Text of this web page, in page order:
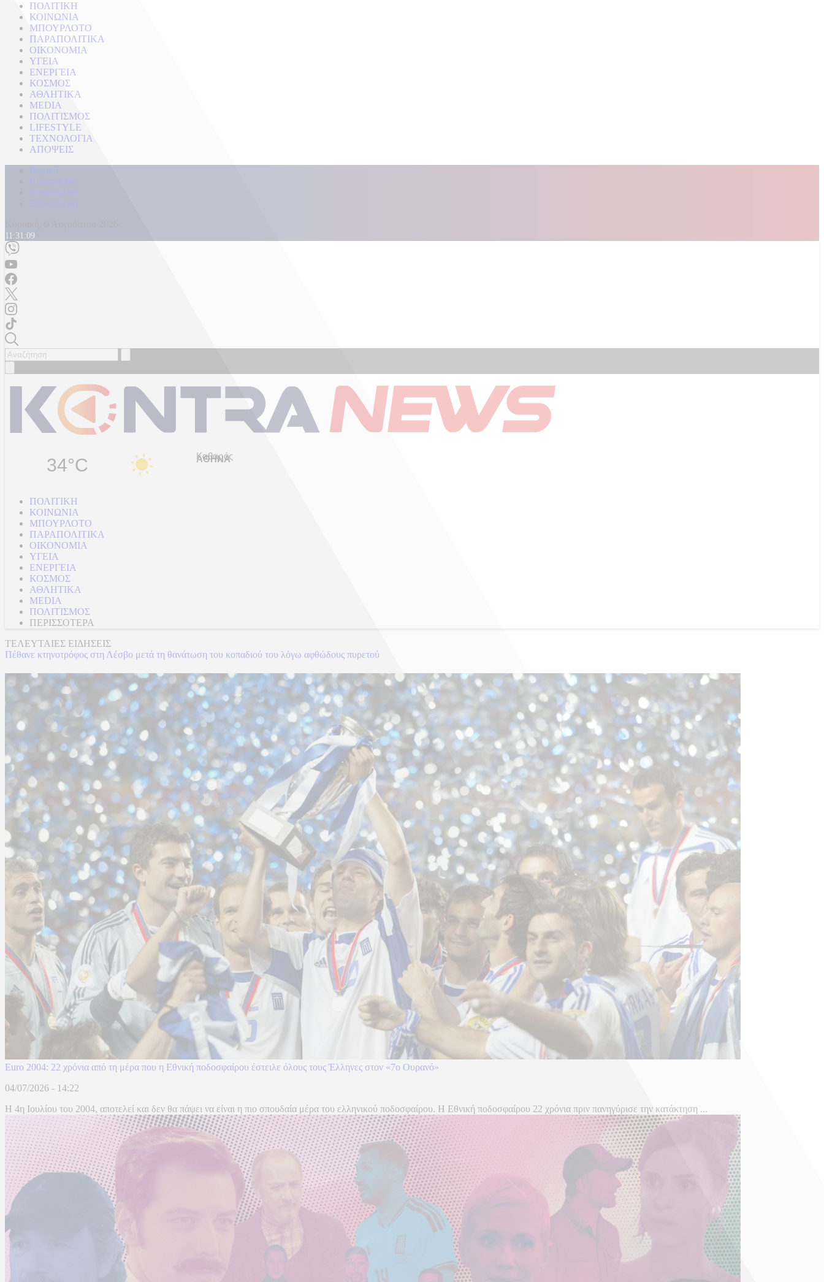
ΠΟΛΙΤΙΚΗ
ΚΟΙΝΩΝΙΑ
ΜΠΟΥΡΛΟΤΟ
ΠΑΡΑΠΟΛΙΤΙΚΑ
ΟΙΚΟΝΟΜΙΑ
ΥΓΕΙΑ
ΕΝΕΡΓΕΙΑ
ΚΟΣΜΟΣ
ΑΘΛΗΤΙΚΑ
MEDIA
ΠΟΛΙΤΙΣΜΟΣ
LIFESTYLE
ΤΕΧΝΟΛΟΓΙΑ
ΑΠΟΨΕΙΣ
Αρχική
Kontra Live
Καταγγελίες
Επικοινωνία
11:31:12
34°C Καθαρός
ΠΟΛΙΤΙΚΗ
ΚΟΙΝΩΝΙΑ
ΜΠΟΥΡΛΟΤΟ
ΠΑΡΑΠΟΛΙΤΙΚΑ
ΟΙΚΟΝΟΜΙΑ
ΥΓΕΙΑ
ΕΝΕΡΓΕΙΑ
ΚΟΣΜΟΣ
ΑΘΛΗΤΙΚΑ
MEDIA
ΠΟΛΙΤΙΣΜΟΣ
ΠΕΡΙΣΣΟΤΕΡΑ
ΤΕΛΕΥΤΑΙΕΣ ΕΙΔΗΣΕΙΣ
Πέθανε κτηνοτρόφος στη Λέσβο μετά τη θανάτωση του κοπαδιού του λόγω αφθώδους πυρετού
Euro 2004: 22 χρόνια από τη μέρα που η Εθνική ποδοσφαίρου έστειλε όλους τους Έλληνες στον «7ο Ουρανό»
04/07/2026 - 14:22
Η 4η Ιουλίου του 2004, αποτελεί και δεν θα πάψει να είναι η πιο σπουδαία μέρα του ελληνικού ποδοσφαίρου. Η Εθνική ποδοσφαίρου 22 χρόνια πριν πανηγύρισε την κατάκτηση ...